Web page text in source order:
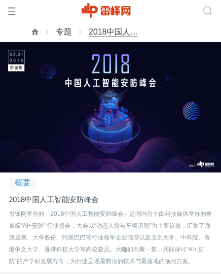
首
开
课
专题 2018中国人工智能安防峰会
概要
2018中国人工智能安防峰会
雷锋网举办的「2018中国人工智能安防峰会」是国内首个由科技媒体举办的重
量级“AI+安防” 行业盛会，大会以“动态人脸与车辆识别”为主要议题，汇集了海
康威视、大华股份、阿里巴巴等行业领军企业高管以及北京大学、中科院、香
港中文大学、香港科技大学等高校要员。大咖们共聚一堂，共同探讨“AI+安
防”的产学研发展方向，为行业呈现最前沿的技术与最落地的项目方案。